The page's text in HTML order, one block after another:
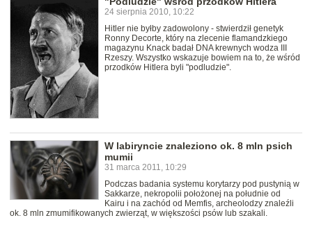
24 sierpnia 2010, 10:22
Hitler nie byłby zadowolony - stwierdził genetyk
Ronny Decorte, który na zlecenie flamandzkiego
magazynu Knack badał DNA krewnych wodza III
Rzeszy. Wszystko wskazuje bowiem na to, że wśród
przodków Hitlera byli "podludzie".
W labiryncie znaleziono ok. 8 mln psich
mumii
31 marca 2011, 10:29
Podczas badania systemu korytarzy pod pustynią w
Sakkarze, nekropolii położonej na południe od
Kairu i na zachód od Memfis, archeolodzy znaleźli
ok. 8 mln zmumifikowanych zwierząt, w większości psów lub szakali.